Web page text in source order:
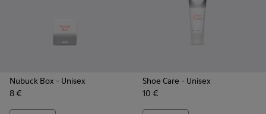
Nubuck Box - Unisex
8 €
Shoe Care - Unisex
10 €